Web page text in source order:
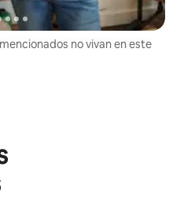
no vivan en este